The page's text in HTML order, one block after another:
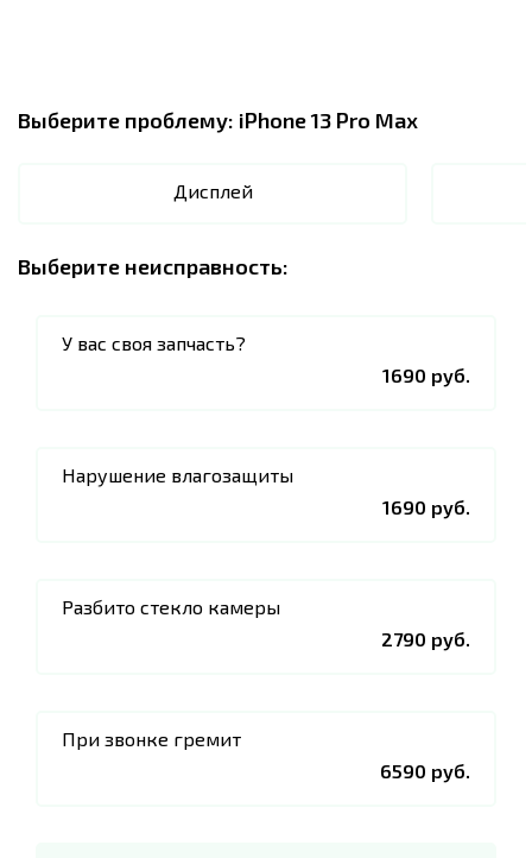
Выберите проблему: iPhone 13 Pro Max
Дисплей
Выберите неисправность:
У вас своя запчасть?
1690 руб.
Нарушение влагозащиты
1690 руб.
Разбито стекло камеры
2790 руб.
При звонке гремит
6590 руб.